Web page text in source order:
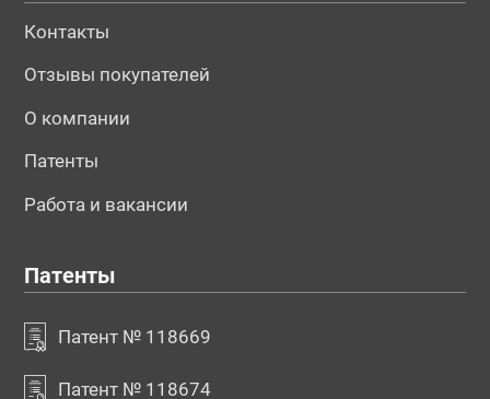
Контакты
Отзывы покупателей
О компании
Патенты
Работа и вакансии
Патенты
Патент № 118669
Патент № 118674